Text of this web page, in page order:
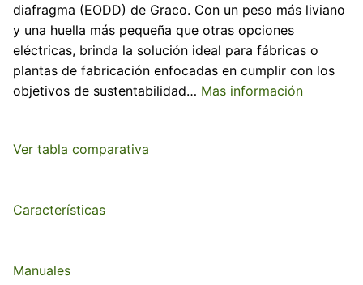
QUANTM i30
QUANTM i80
QUANTM i120
Bombas sanitarias
QUANTM h30
QUANTM h80
Otras bombas línea Graco
¿Por qué se creó?
¿Cómo trabaja?
¿Cómo ahorro utilizando esta tecnología?
ventas@quantm.mx
diafragma (EODD) de Graco. Con un peso más liviano
y una huella más pequeña que otras opciones
eléctricas, brinda la solución ideal para fábricas o
plantas de fabricación enfocadas en cumplir con los
objetivos de sustentabilidad… Mas información
Ver tabla comparativa
Características
Manuales